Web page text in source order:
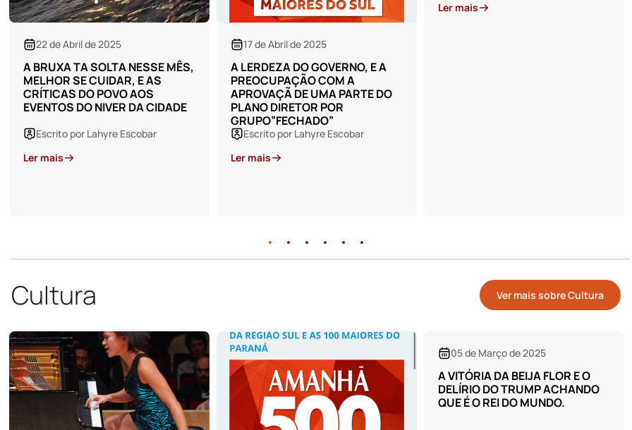
17 de Abril de 2025
A LERDEZA DO GOVERNO, E A
PREOCUPAÇÃO COM A
APROVAÇÃ DE UMA PARTE DO
PLANO DIRETOR POR
Escrito por Lahyre Escobar
Ler mais
Ler mais
Ler mais
Cultura Ver mais sobre Cultura
05 de Março de 2025
A VITÓRIA DA BEIJA FLOR E O
DELÍRIO DO TRUMP ACHANDO
QUE É O REI DO MUNDO.